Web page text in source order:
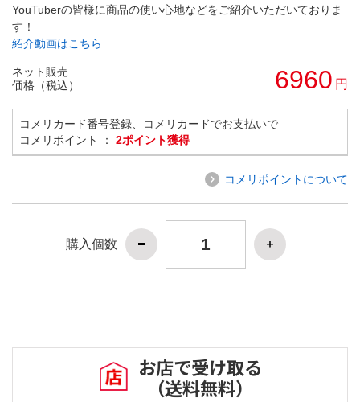
YouTuberの皆様に商品の使い心地などをご紹介いただいておりま
す！
紹介動画はこちら
ネット販売
価格（税込）
6960 円
コメリカード番号登録、コメリカードでお支払いで
コメリポイント ： 2ポイント獲得
コメリポイントについて
購入個数
お店で受け取る
（送料無料）